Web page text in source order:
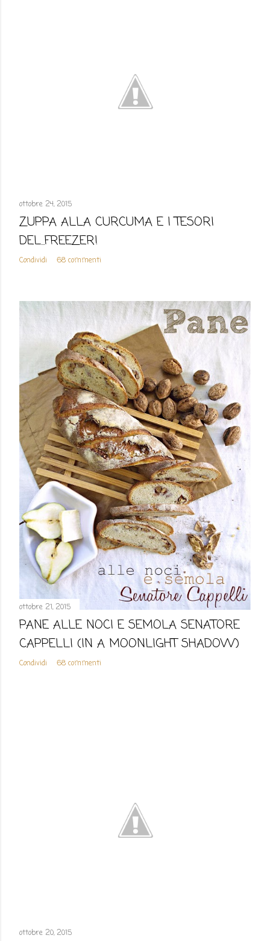
ottobre 24, 2015
ZUPPA ALLA CURCUMA E I TESORI
DEL...FREEZER!
Condividi 68 commenti
ottobre 21, 2015
PANE ALLE NOCI E SEMOLA SENATORE
CAPPELLI (IN A MOONLIGHT SHADOW)
Condividi 68 commenti
ottobre 20, 2015